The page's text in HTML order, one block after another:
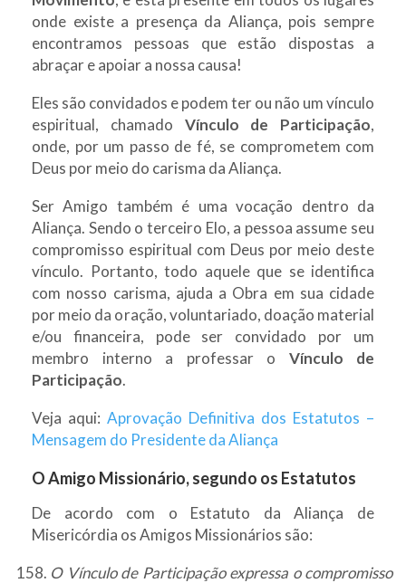
onde existe a presença da Aliança, pois sempre
encontramos pessoas que estão dispostas a
abraçar e apoiar a nossa causa!
Eles são convidados e podem ter ou não um vínculo
espiritual, chamado Vínculo de Participação,
onde, por um passo de fé, se comprometem com
Deus por meio do carisma da Aliança.
Ser Amigo também é uma vocação dentro da
Aliança. Sendo o terceiro Elo, a pessoa assume seu
compromisso espiritual com Deus por meio deste
vínculo. Portanto, todo aquele que se identifica
com nosso carisma, ajuda a Obra em sua cidade
por meio da oração, voluntariado, doação material
e/ou financeira, pode ser convidado por um
membro interno a professar o Vínculo de
Participação.
Veja aqui: Aprovação Definitiva dos Estatutos –
Mensagem do Presidente da Aliança
O Amigo Missionário, segundo os Estatutos
De acordo com o Estatuto da Aliança de
Misericórdia os Amigos Missionários são:
O Vínculo de Participação expressa o compromisso